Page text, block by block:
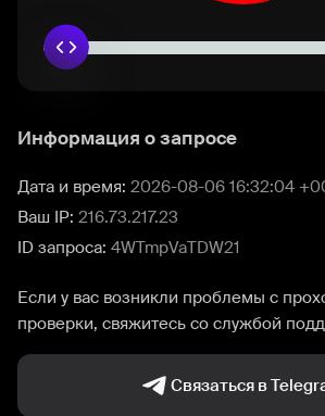
Информация о запросе
Дата и время: 2026-08-06 16:32:04
Ваш IP: 216.73.217.23
ID запроса: 4WTmpVaTDW21
Если у вас возникли проблемы с
проверки, свяжитесь со службой
Связаться в